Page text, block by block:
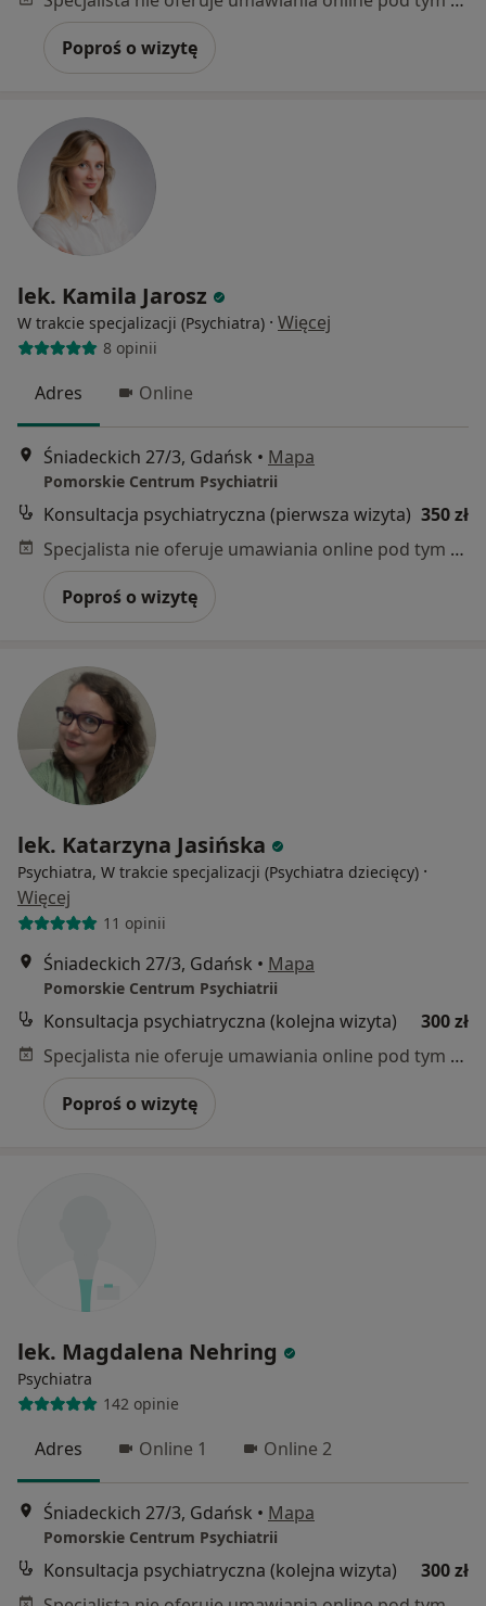
Poproś o wizytę
lek. Kamila Jarosz
W trakcie specjalizacji (Psychiatra) · Więcej
8 opinii
Adres Online
Śniadeckich 27/3, Gdańsk • Mapa
Pomorskie Centrum Psychiatrii
Konsultacja psychiatryczna (pierwsza wizyta) 350 zł
Specjalista nie oferuje umawiania online pod tym adresem.
Poproś o wizytę
lek. Katarzyna Jasińska
Psychiatra, W trakcie specjalizacji (Psychiatra dziecięcy) ·
Więcej
11 opinii
Śniadeckich 27/3, Gdańsk • Mapa
Pomorskie Centrum Psychiatrii
Konsultacja psychiatryczna (kolejna wizyta)
300 zł
Specjalista nie oferuje umawiania online pod tym adresem.
Poproś o wizytę
lek. Magdalena Nehring
Psychiatra
142 opinie
Adres Online 1 Online 2
Śniadeckich 27/3, Gdańsk • Mapa
Pomorskie Centrum Psychiatrii
Konsultacja psychiatryczna (kolejna wizyta)
300 zł